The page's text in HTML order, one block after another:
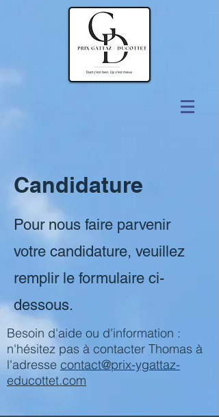
Candidature
Pour nous faire parvenir
votre candidature, veuillez
remplir le formulaire ci-
dessous.
Besoin d'aide ou d'information :
n'hésitez pas à contacter Thomas à
l'adresse contact@prix-ygattaz-
educottet.com